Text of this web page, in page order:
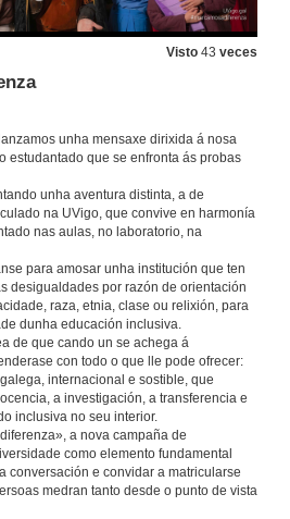
Visto 43 veces
unha mensaxe dirixida á nosa
estudantado que se enfronta ás probas
unha aventura distinta, a de
na UVigo, que convive en harmonía
nas aulas, no laboratorio, na
para amosar unha institución que ten
desigualdades por razón de orientación
raza, etnia, clase ou relixión, para
dunha educación inclusiva.
de que cando un se achega á
con todo o que lle pode ofrecer:
internacional e sostible, que
a investigación, a transferencia e
inclusiva no seu interior.
a nova campaña de
como elemento fundamental
conversación e convidar a matricularse
medran tanto desde o punto de vista
#Marcamos a diferenza
Calidade HD - 90 segundos
28 de maio de 2026
#Marcamos a diferenza (4K)
Calidade UHD 4K - 90 segundos
28 de maio de 2026
#Marcamos a diferenza